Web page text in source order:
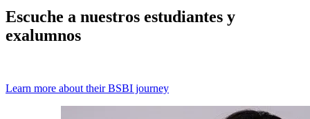
Escuche a nuestros estudiantes y
exalumnos
Learn more about their BSBI journey